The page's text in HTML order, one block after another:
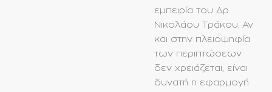
εμπειρία του Δρ
Νικολάου Τράκου. Αν
και στην πλειοψηφία
των περιπτώσεων
δεν χρειάζεται, είναι
δυνατή η εφαρμογή